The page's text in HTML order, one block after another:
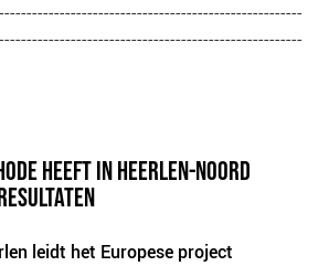
HEEFT IN HEERLEN-NOORD
leidt het Europese project